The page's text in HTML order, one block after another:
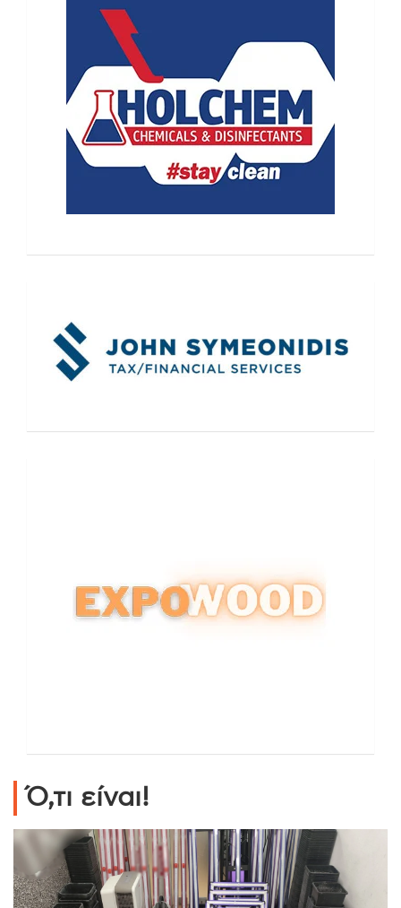
Ό,τι είναι!